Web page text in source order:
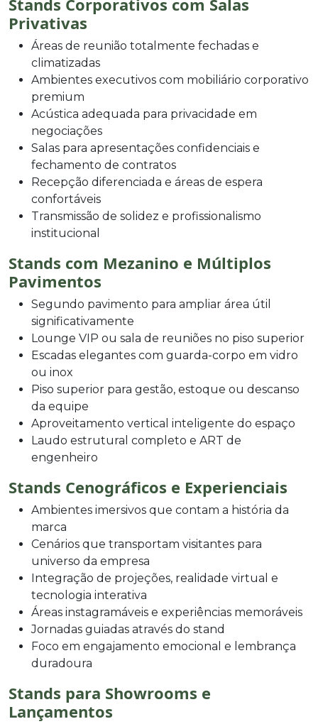
Privativas
Áreas de reunião totalmente fechadas e
climatizadas
Ambientes executivos com mobiliário corporativo
premium
Acústica adequada para privacidade em
negociações
Salas para apresentações confidenciais e
fechamento de contratos
Recepção diferenciada e áreas de espera
confortáveis
Transmissão de solidez e profissionalismo
institucional
Stands com Mezanino e Múltiplos
Pavimentos
Segundo pavimento para ampliar área útil
significativamente
Lounge VIP ou sala de reuniões no piso superior
Escadas elegantes com guarda-corpo em vidro
ou inox
Piso superior para gestão, estoque ou descanso
da equipe
Aproveitamento vertical inteligente do espaço
Laudo estrutural completo e ART de
engenheiro
Stands Cenográficos e Experienciais
Ambientes imersivos que contam a história da
marca
Cenários que transportam visitantes para
universo da empresa
Integração de projeções, realidade virtual e
tecnologia interativa
Áreas instagramáveis e experiências memoráveis
Jornadas guiadas através do stand
Foco em engajamento emocional e lembrança
duradoura
Stands para Showrooms e
Lançamentos